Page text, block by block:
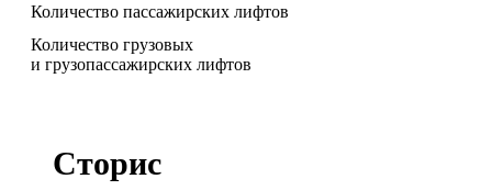
Количество пассажирских лифтов
Количество грузовых
и грузопассажирских лифтов
Сторис